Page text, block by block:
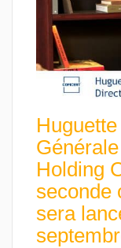
Holding
seconde
sera